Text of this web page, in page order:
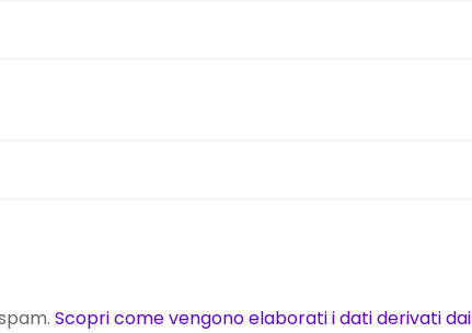
Scopri come vengono elaborati i dati derivati dai